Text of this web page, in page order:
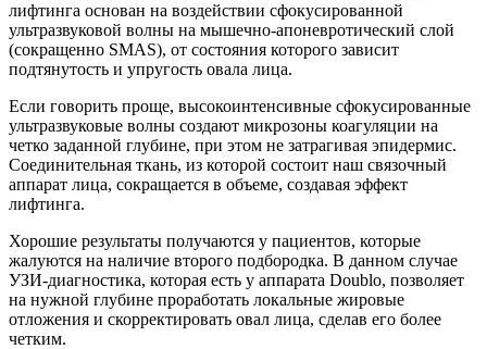
лифтинга основан на воздействии сфокусированной
ультразвуковой волны на мышечно-апоневротический слой
(сокращенно SMAS), от состояния которого зависит
подтянутость и упругость овала лица.
Если говорить проще, высокоинтенсивные сфокусированные
ультразвуковые волны создают микрозоны коагуляции на
четко заданной глубине, при этом не затрагивая эпидермис.
Соединительная ткань, из которой состоит наш связочный
аппарат лица, сокращается в объеме, создавая эффект
лифтинга.
Хорошие результаты получаются у пациентов, которые
жалуются на наличие второго подбородка. В данном случае
УЗИ-диагностика, которая есть у аппарата Doublo, позволяет
на нужной глубине проработать локальные жировые
отложения и скорректировать овал лица, сделав его более
четким.